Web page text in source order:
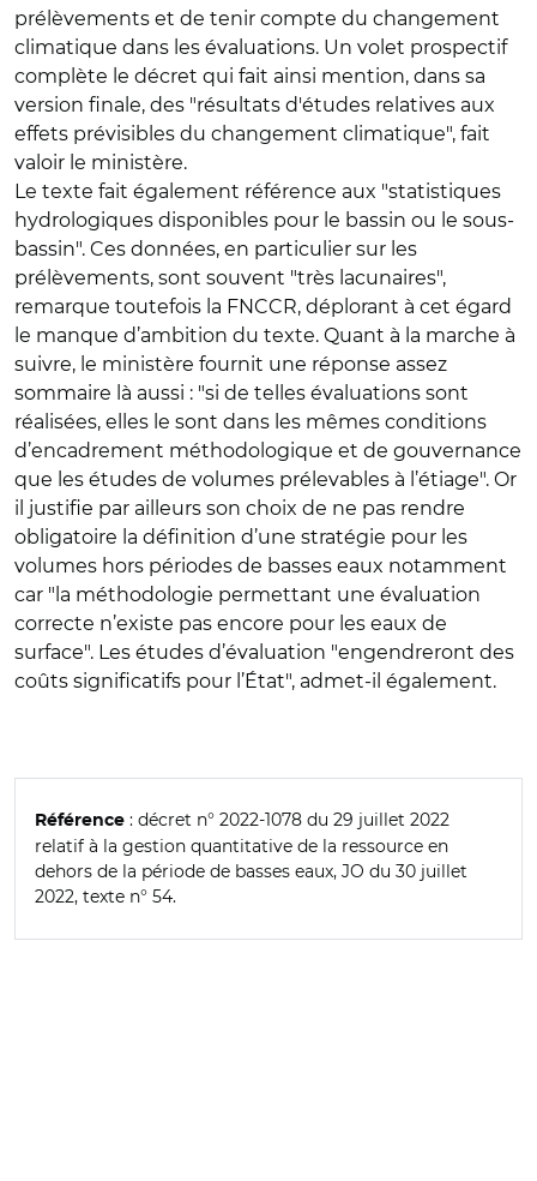
prélèvements et de tenir compte du changement
climatique dans les évaluations. Un volet prospectif
complète le décret qui fait ainsi mention, dans sa
version finale, des "résultats d'études relatives aux
effets prévisibles du changement climatique", fait
valoir le ministère.
Le texte fait également référence aux "statistiques
hydrologiques disponibles pour le bassin ou le sous-
bassin". Ces données, en particulier sur les
prélèvements, sont souvent "très lacunaires",
remarque toutefois la FNCCR, déplorant à cet égard
le manque d’ambition du texte. Quant à la marche à
suivre, le ministère fournit une réponse assez
sommaire là aussi : "si de telles évaluations sont
réalisées, elles le sont dans les mêmes conditions
d’encadrement méthodologique et de gouvernance
que les études de volumes prélevables à l’étiage". Or
il justifie par ailleurs son choix de ne pas rendre
obligatoire la définition d’une stratégie pour les
volumes hors périodes de basses eaux notamment
car "la méthodologie permettant une évaluation
correcte n’existe pas encore pour les eaux de
surface". Les études d’évaluation "engendreront des
coûts significatifs pour l’État", admet-il également.
Référence : décret n° 2022-1078 du 29 juillet 2022
relatif à la gestion quantitative de la ressource en
dehors de la période de basses eaux, JO du 30 juillet
2022, texte n° 54.